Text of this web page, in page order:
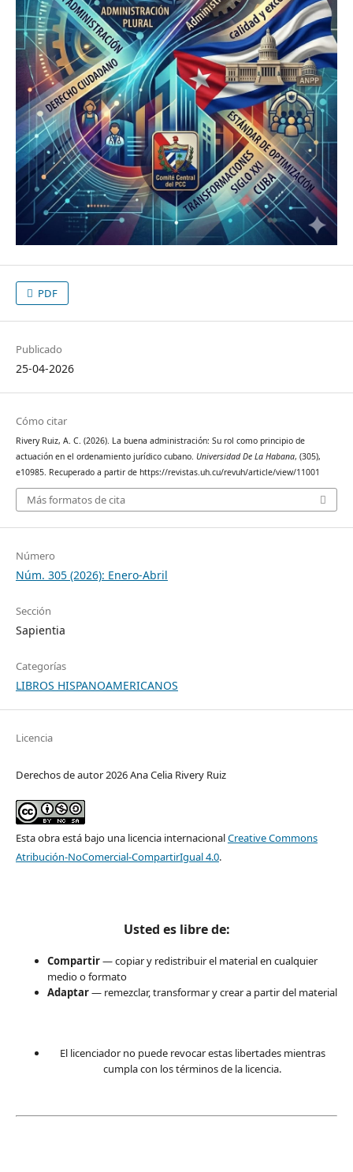
PDF
Publicado
25-04-2026
Cómo citar
Rivery Ruiz, A. C. (2026). La buena administración: Su rol como principio de
actuación en el ordenamiento jurídico cubano. Universidad De La Habana, (305),
e10985. Recuperado a partir de https://revistas.uh.cu/revuh/article/view/11001
Más formatos de cita
Número
Núm. 305 (2026): Enero-Abril
Sección
Sapientia
Categorías
LIBROS HISPANOAMERICANOS
Licencia
Derechos de autor 2026 Ana Celia Rivery Ruiz
Esta obra está bajo una licencia internacionalCreative Commons
Atribución-NoComercial-CompartirIgual 4.0.
Usted es libre de:
Compartir— copiar y redistribuir el material en cualquier
medio o formato
Adaptar— remezclar, transformar y crear a partir del material
El licenciador no puede revocar estas libertades mientras
cumpla con los términos de la licencia.